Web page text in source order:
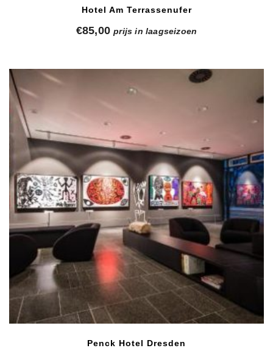
Hotel Am Terrassenufer
€85,00 prijs in laagseizoen
Penck Hotel Dresden